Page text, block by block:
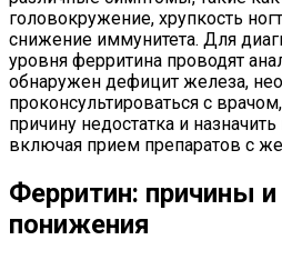
головокружение, хрупкость
снижение иммунитета. Для
уровня ферритина проводят
обнаружен дефицит железа,
проконсультироваться с
причину недостатка и
включая прием препаратов с
Ферритин: причины
понижения